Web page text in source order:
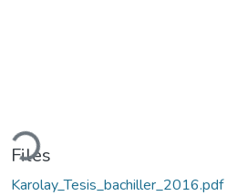
Files
Karolay_Tesis_bachiller_2016.pdf